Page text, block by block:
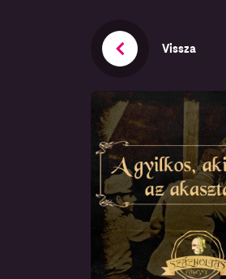
Vissza